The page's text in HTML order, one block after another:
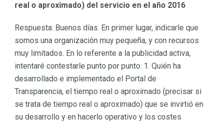
real o aproximado) del servicio en el año 2016
Respuesta: Buenos días. En primer lugar, indicarle que
somos una organización muy pequeña, y con recursos
muy limitados. En lo referente a la publicidad activa,
intentaré contestarle punto por punto: 1. Quién ha
desarrollado e implementado el Portal de
Transparencia, el tiempo real o aproximado (precisar si
se trata de tiempo real o aproximado) que se invirtió en
su desarrollo y en hacerlo operativo y los costes